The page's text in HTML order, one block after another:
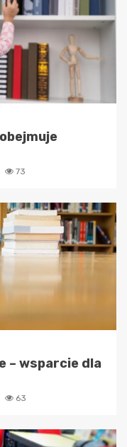
73
– wsparcie dla
63